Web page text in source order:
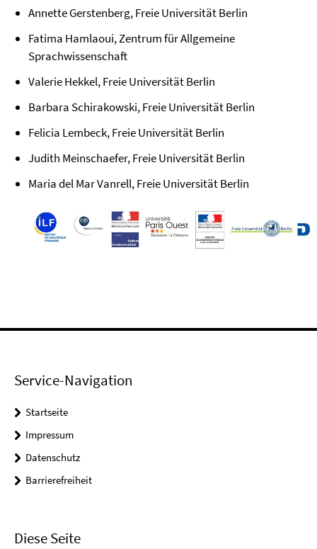
Annette Gerstenberg, Freie Universität Berlin
Fatima Hamlaoui, Zentrum für Allgemeine
Sprachwissenschaft
Valerie Hekkel, Freie Universität Berlin
Barbara Schirakowski, Freie Universität Berlin
Felicia Lembeck, Freie Universität Berlin
Judith Meinschaefer, Freie Universität Berlin
Maria del Mar Vanrell, Freie Universität Berlin
Service-Navigation
Startseite
Impressum
Datenschutz
Barrierefreiheit
Diese Seite